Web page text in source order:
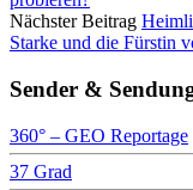
Nächster Beitrag
Starke und die Fürstin
Sender &
360° – GEO Reportage
37 Grad